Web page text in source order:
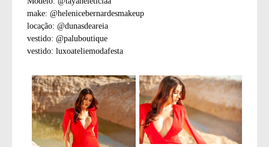
make: @helenicebernardesmakeup
locação: @dunasdeareia
vestido: @paluboutique
vestido: luxoateliemodafesta